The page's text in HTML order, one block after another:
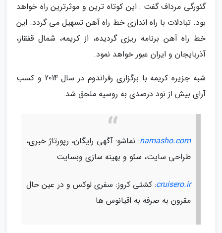
گئورگی مرداف گفت : این کوتاه ترین و موثرترین راه خواهد
بود. تبادلات با راه اندازی خط راه آهن تسهیل می گردد. این
خط راه آهن برنامه ریزی گردیده، از کریمه، شمال قفقاز،
آذربایجان و ایران عبور خواهد نمود.
شبه جزیره کریمه با برگزاری رفراندوم در سال 2014 و کسب
آرای بیش از نود درصدی به روسیه ملحق شد.
namasho.com: نماشو: آگهی رایگان، رپورتاژ خبری،
طراحی سایت، سئو و بهینه سازی وبسایت
cruisero.ir: کشتی کروز: سفری لوکس و در عین حال
مقرون به صرفه به اقیانوس ها